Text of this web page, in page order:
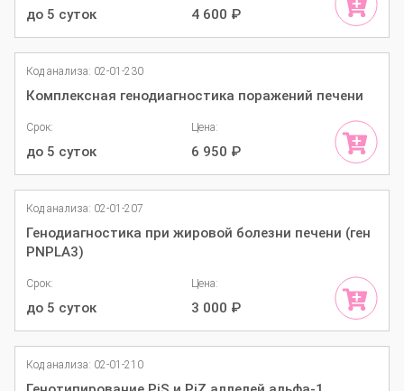
до 5 суток 4 600 ₽
Код анализа: 02-01-230
Комплексная генодиагностика поражений печени
Срок:
до 5 суток
Цена:
6 950 ₽
Код анализа: 02-01-207
Генодиагностика при жировой болезни печени (ген
PNPLA3)
Срок:
до 5 суток
Цена:
3 000 ₽
Код анализа: 02-01-210